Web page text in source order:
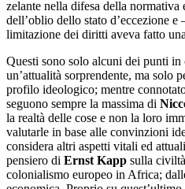
zelante nella difesa della
dell’oblio dello stato d’eccezione e
limitazione dei diritti aveva fatto una
Questi sono solo alcuni dei punti
un’attualità sorprendente, ma solo
profilo ideologico; mentre
seguono sempre la massima di
la realtà delle cose e non la loro
valutarle in base alle convinzioni
considera altri aspetti vitali ed
pensiero di Ernst Kapp sulla
colonialismo europeo in Africa;